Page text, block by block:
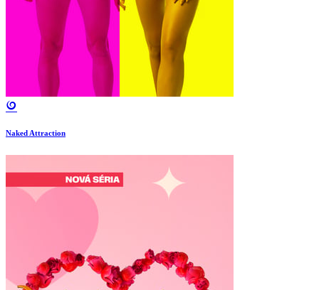
Naked Attraction